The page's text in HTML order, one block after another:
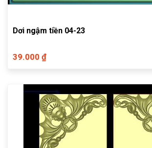
Dơi ngậm tiền 04-23
39.000 ₫